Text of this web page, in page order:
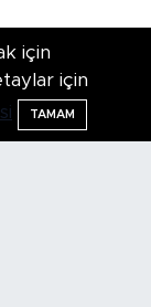
İletişim
Sanat
için
için
TAMAM